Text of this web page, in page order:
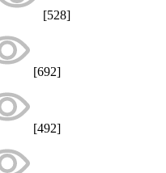
[528]
[692]
[492]